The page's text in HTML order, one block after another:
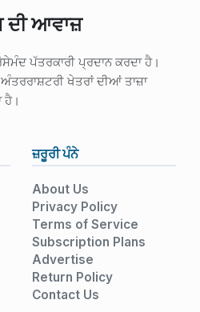
ਦੀ ਆਵਾਜ਼
ਪੱਤਰਕਾਰੀ ਪ੍ਰਦਾਨ ਕਰਦਾ ਹੈ।
ਅੰਤਰਰਾਸ਼ਟਰੀ ਖੇਤਰਾਂ ਦੀਆਂ ਤਾਜ਼ਾ
ਹੈ।
ਜ਼ਰੂਰੀ ਪੰਨੇ
About Us
Privacy Policy
Terms of Service
Subscription Plans
Advertise
Return Policy
Contact Us